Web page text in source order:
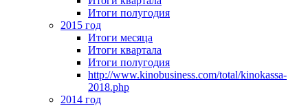
Итоги полугодия
2015 год
Итоги месяца
Итоги квартала
Итоги полугодия
http://www.kinobusiness.com/total/kinokassa-
2018.php
2014 год